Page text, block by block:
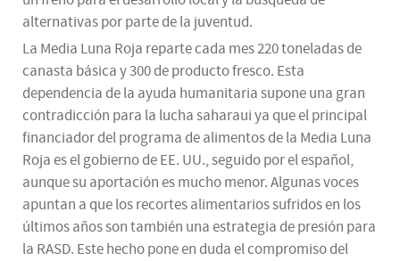
alternativas por parte de la juventud.
La Media Luna Roja reparte cada mes 220 toneladas de
canasta básica y 300 de producto fresco. Esta
dependencia de la ayuda humanitaria supone una gran
contradicción para la lucha saharaui ya que el principal
financiador del programa de alimentos de la Media Luna
Roja es el gobierno de EE. UU., seguido por el español,
aunque su aportación es mucho menor. Algunas voces
apuntan a que los recortes alimentarios sufridos en los
últimos años son también una estrategia de presión para
la RASD. Este hecho pone en duda el compromiso del